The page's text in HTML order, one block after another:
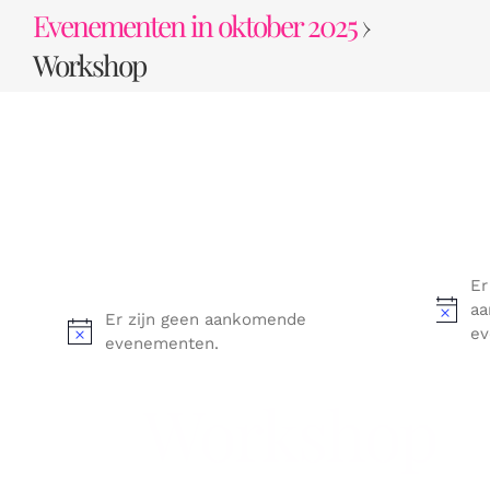
inhoud
Evenementen in oktober 2025›
Workshop
Er zijn geen aankomende
evenementen.